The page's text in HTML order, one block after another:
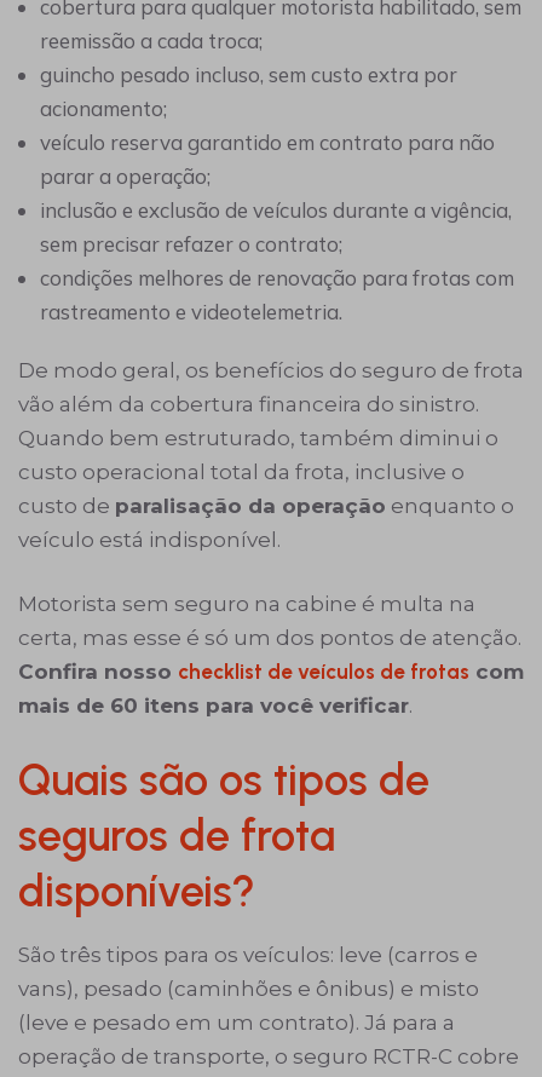
cobertura para qualquer motorista habilitado, sem
reemissão a cada troca;
guincho pesado incluso, sem custo extra por
acionamento;
veículo reserva garantido em contrato para não
parar a operação;
inclusão e exclusão de veículos durante a vigência,
sem precisar refazer o contrato;
condições melhores de renovação para frotas com
rastreamento e videotelemetria.
De modo geral, os benefícios do seguro de frota
vão além da cobertura financeira do sinistro.
Quando bem estruturado, também diminui o
custo operacional total da frota, inclusive o
custo de paralisação da operação enquanto o
veículo está indisponível.
Motorista sem seguro na cabine é multa na
certa, mas esse é só um dos pontos de atenção.
Confira nosso checklist de veículos de frotas com
mais de 60 itens para você verificar.
Quais são os tipos de
seguros de frota
disponíveis?
São três tipos para os veículos: leve (carros e
vans), pesado (caminhões e ônibus) e misto
(leve e pesado em um contrato). Já para a
operação de transporte, o seguro RCTR-C cobre